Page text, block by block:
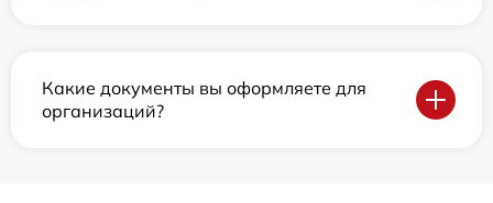
Какие документы вы оформляете для
организаций?